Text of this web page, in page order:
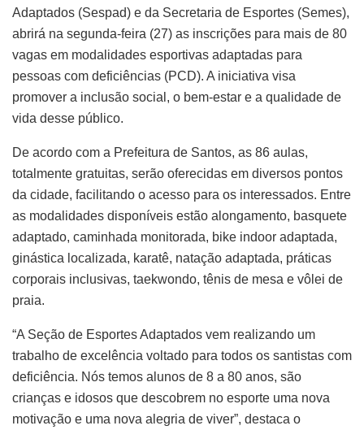
Adaptados (Sespad) e da Secretaria de Esportes (Semes),
abrirá na segunda-feira (27) as inscrições para mais de 80
vagas em modalidades esportivas adaptadas para
pessoas com deficiências (PCD). A iniciativa visa
promover a inclusão social, o bem-estar e a qualidade de
vida desse público.
De acordo com a Prefeitura de Santos, as 86 aulas,
totalmente gratuitas, serão oferecidas em diversos pontos
da cidade, facilitando o acesso para os interessados. Entre
as modalidades disponíveis estão alongamento, basquete
adaptado, caminhada monitorada, bike indoor adaptada,
ginástica localizada, karatê, natação adaptada, práticas
corporais inclusivas, taekwondo, tênis de mesa e vôlei de
praia.
“A Seção de Esportes Adaptados vem realizando um
trabalho de excelência voltado para todos os santistas com
deficiência. Nós temos alunos de 8 a 80 anos, são
crianças e idosos que descobrem no esporte uma nova
motivação e uma nova alegria de viver”, destaca o